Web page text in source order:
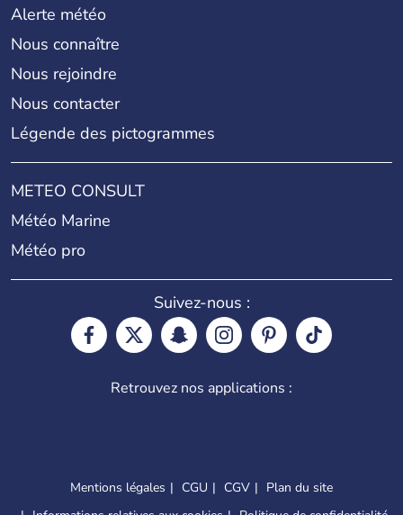
Alerte météo
Nous connaître
Nous rejoindre
Nous contacter
Légende des pictogrammes
METEO CONSULT
Météo Marine
Météo pro
Suivez-nous :
Retrouvez nos applications :
Mentions légales CGU CGV
Plan du site